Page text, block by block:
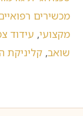
מכשירים
מקצועי, עידוד
שואב, קליניקת